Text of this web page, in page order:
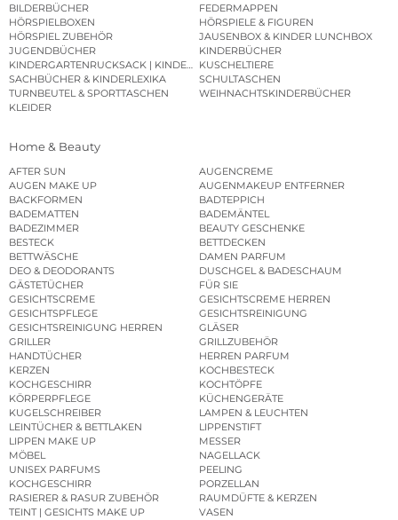
BILDERBÜCHER
FEDERMAPPEN
HÖRSPIELBOXEN
HÖRSPIELE & FIGUREN
HÖRSPIEL ZUBEHÖR
JAUSENBOX & KINDER LUNCHBOX
JUGENDBÜCHER
KINDERBÜCHER
KINDERGARTENRUCKSACK | KINDERGARTENBEUTEL
KUSCHELTIERE
SACHBÜCHER & KINDERLEXIKA
SCHULTASCHEN
TURNBEUTEL & SPORTTASCHEN
WEIHNACHTSKINDERBÜCHER
KLEIDER
Home & Beauty
AFTER SUN
AUGENCREME
AUGEN MAKE UP
AUGENMAKEUP ENTFERNER
BACKFORMEN
BADTEPPICH
BADEMATTEN
BADEMÄNTEL
BADEZIMMER
BEAUTY GESCHENKE
BESTECK
BETTDECKEN
BETTWÄSCHE
DAMEN PARFUM
DEO & DEODORANTS
DUSCHGEL & BADESCHAUM
GÄSTETÜCHER
FÜR SIE
GESICHTSCREME
GESICHTSCREME HERREN
GESICHTSPFLEGE
GESICHTSREINIGUNG
GESICHTSREINIGUNG HERREN
GLÄSER
GRILLER
GRILLZUBEHÖR
HANDTÜCHER
HERREN PARFUM
KERZEN
KOCHBESTECK
KOCHGESCHIRR
KOCHTÖPFE
KÖRPERPFLEGE
KÜCHENGERÄTE
KUGELSCHREIBER
LAMPEN & LEUCHTEN
LEINTÜCHER & BETTLAKEN
LIPPENSTIFT
LIPPEN MAKE UP
MESSER
MÖBEL
NAGELLACK
UNISEX PARFUMS
PEELING
KOCHGESCHIRR
PORZELLAN
RASIERER & RASUR ZUBEHÖR
RAUMDÜFTE & KERZEN
TEINT | GESICHTS MAKE UP
VASEN